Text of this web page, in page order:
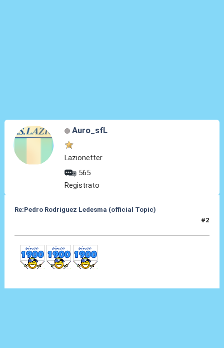
Auro_sfL
Lazionetter
565
Registrato
Re:Pedro Rodríguez Ledesma (official Topic)
#2